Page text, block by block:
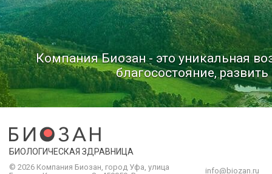
Компания Биозан - это уникальная
благосостояние,
БИОЛОГИЧЕСКАЯ ЗДРАВНИЦА
© 2026 Компания Биозан город Уфа , улица
info@biozan.ru